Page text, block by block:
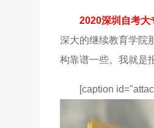
2020深圳自考大
深大的继续教育学院
构靠谱一些。我就是
[caption